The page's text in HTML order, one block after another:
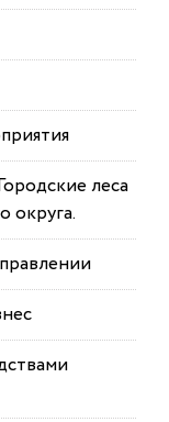
леса
округа.